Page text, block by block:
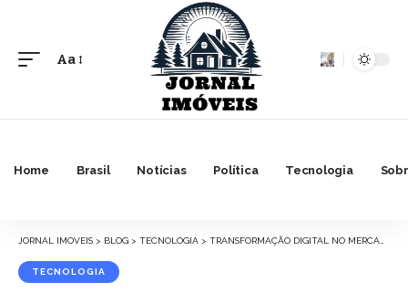
Font
Aa
Home Brasil Notícias Política Tecnologia
JORNAL IMOVEIS > BLOG > TECNOLOGIA > TRANSFORMAÇÃO DIGITAL NO MERCADO IMOBILIÁRIO: DESAFIOS E OPORTUNIDADES EM UM SETOR EM EVOLUÇÃO
TECNOLOGIA